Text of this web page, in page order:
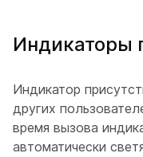
Индикаторы
Индикатор
других
время вызова
автоматически